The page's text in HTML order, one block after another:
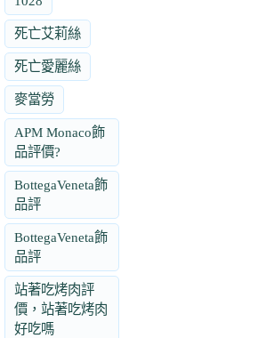
死亡艾莉絲
死亡愛麗絲
麥當勞
APM Monaco飾
品評價?
BottegaVeneta飾
品評
BottegaVeneta飾
品評
站著吃烤肉評
價，站著吃烤肉
好吃嗎